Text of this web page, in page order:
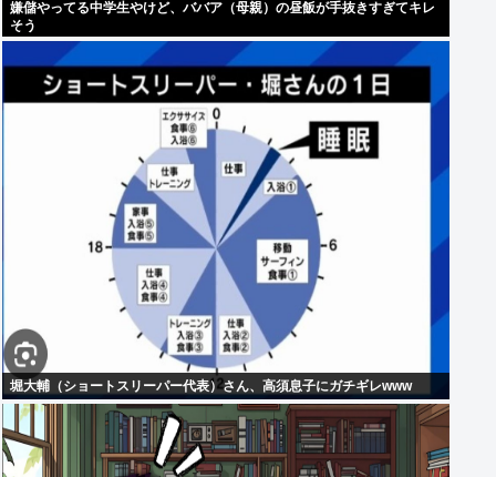
嫌儲やってる中学生やけど、ババア（母親）の昼飯が手抜きすぎてキレ
そう
堀大輔（ショートスリーパー代表）さん、高須息子にガチギレwww